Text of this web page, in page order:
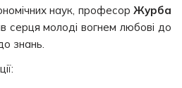
наук, професор Журба
серця молоді вогнем любові до
знань.